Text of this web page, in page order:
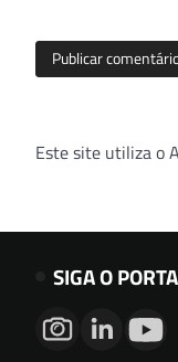
Este site utiliza o
SIGA O